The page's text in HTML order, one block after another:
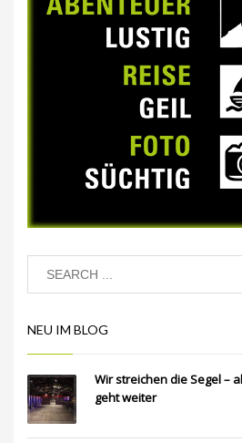
NEU IM BLOG
Wir streichen die Segel –
geht weiter